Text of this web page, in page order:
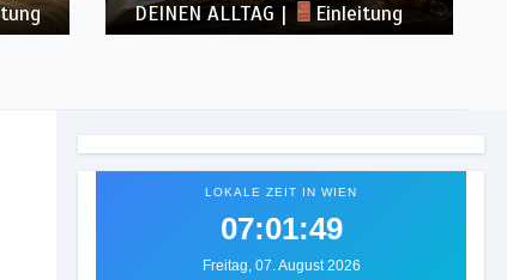
DEINEN ALLTAG |
Einleitung
LOKALE ZEIT IN WIEN
07:01:51
Freitag, 07. August 2026